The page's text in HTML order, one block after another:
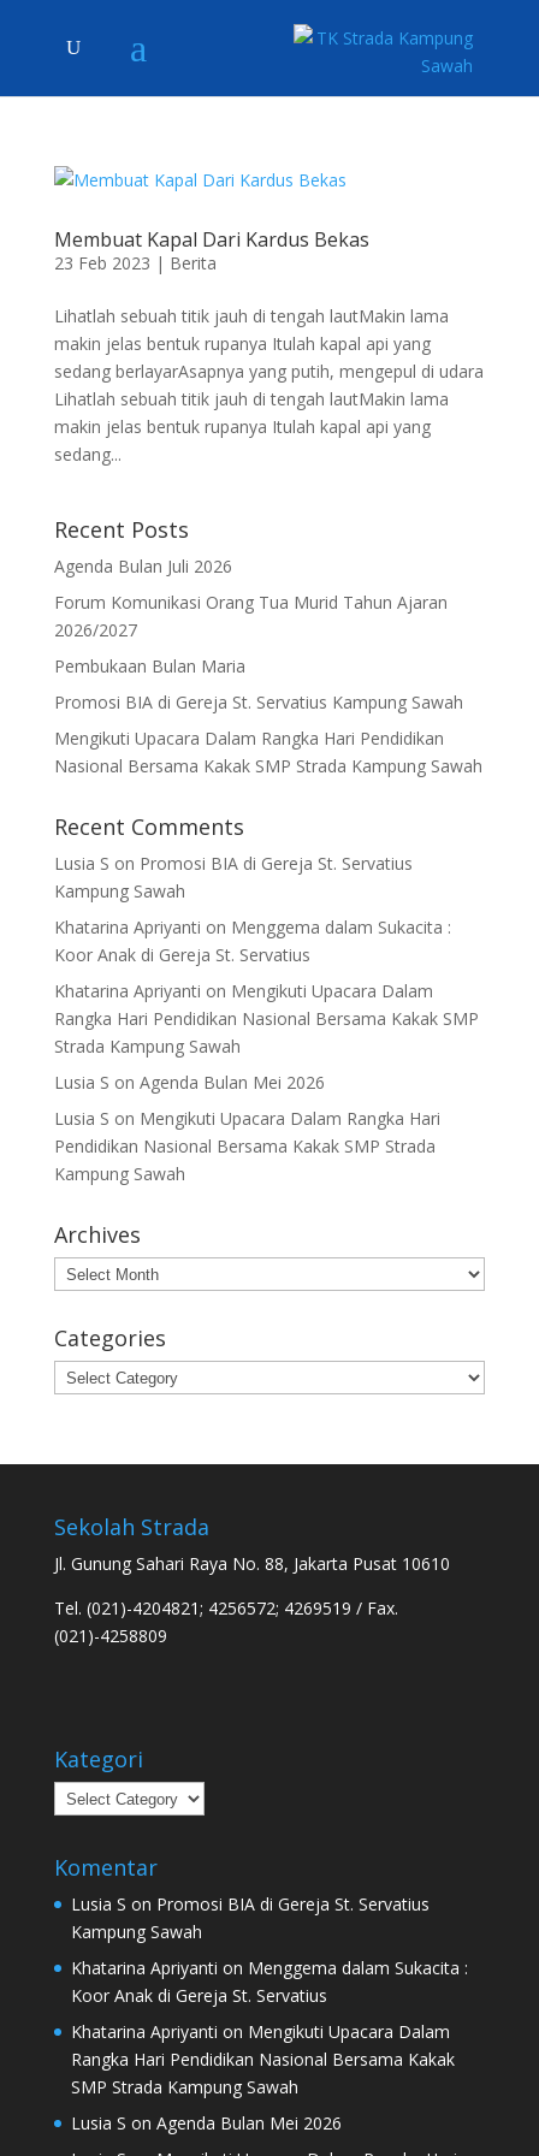
Membuat Kapal Dari Kardus Bekas
23 Feb 2023 | Berita
Lihatlah sebuah titik jauh di tengah lautMakin lama
makin jelas bentuk rupanya Itulah kapal api yang
sedang berlayarAsapnya yang putih, mengepul di udara
Lihatlah sebuah titik jauh di tengah lautMakin lama
makin jelas bentuk rupanya Itulah kapal api yang
sedang...
Recent Posts
Agenda Bulan Juli 2026
Forum Komunikasi Orang Tua Murid Tahun Ajaran
2026/2027
Pembukaan Bulan Maria
Promosi BIA di Gereja St. Servatius Kampung Sawah
Mengikuti Upacara Dalam Rangka Hari Pendidikan
Nasional Bersama Kakak SMP Strada Kampung Sawah
Recent Comments
Lusia S on Promosi BIA di Gereja St. Servatius
Kampung Sawah
Khatarina Apriyanti on Menggema dalam Sukacita :
Koor Anak di Gereja St. Servatius
Khatarina Apriyanti on Mengikuti Upacara Dalam
Rangka Hari Pendidikan Nasional Bersama Kakak SMP
Strada Kampung Sawah
Lusia S on Agenda Bulan Mei 2026
Lusia S on Mengikuti Upacara Dalam Rangka Hari
Pendidikan Nasional Bersama Kakak SMP Strada
Kampung Sawah
Archives
Archives
Categories
Categories
Sekolah Strada
Jl. Gunung Sahari Raya No. 88, Jakarta Pusat 10610
Tel. (021)-4204821; 4256572; 4269519 / Fax.
(021)-4258809
Kategori
Kategori
Komentar
Lusia S on Promosi BIA di Gereja St. Servatius
Kampung Sawah
Khatarina Apriyanti on Menggema dalam Sukacita :
Koor Anak di Gereja St. Servatius
Khatarina Apriyanti on Mengikuti Upacara Dalam
Rangka Hari Pendidikan Nasional Bersama Kakak
SMP Strada Kampung Sawah
Lusia S on Agenda Bulan Mei 2026